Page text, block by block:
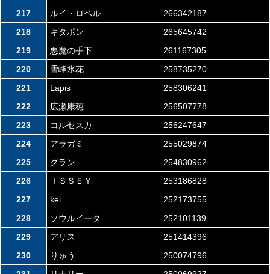
217
ルイ・ロベル
266342187
218
キタポン
265645742
219
悪魔の手下
261167305
220
雪峰氷花
258735270
221
Lapis
258306241
222
広瀬康穂
256507778
223
コルセスカ
256247647
224
アラガミ
255029874
225
グラン
254830962
226
ＩＳＳＥＹ
253186828
227
kei
252173755
228
ソウルイータ
252101139
229
アリス
251414396
230
りゅう
250074796